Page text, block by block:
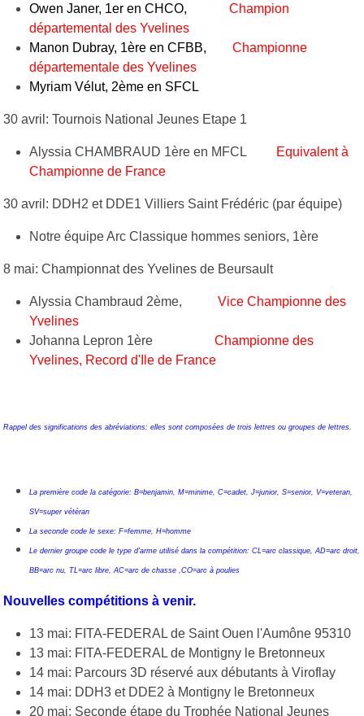
Owen Janer, 1er en CHCO, Champion
départemental des Yvelines
Manon Dubray, 1ère en CFBB, Championne
départementale des Yvelines
Myriam Vélut, 2ème en SFCL
30 avril: Tournois National Jeunes Etape 1
Alyssia CHAMBRAUD 1ère en MFCL
Equivalent à
Championne de France
30 avril: DDH2 et DDE1 Villiers Saint Frédéric (par équipe)
Notre équipe Arc Classique hommes seniors, 1ère
8 mai: Championnat des Yvelines de Beursault
Alyssia Chambraud 2ème,
Vice Championne des
Yvelines
Johanna Lepron 1ère Championne des
Yvelines, Record d'Ile de France
Rappel des significations des abréviations: elles sont composées de trois lettres ou groupes de lettres.
La première code la catégorie: B=benjamin, M=minime, C=cadet, J=junior, S=senior, V=veteran,
SV=super vétéran
La seconde code le sexe: F=femme, H=homme
Le dernier groupe code le type d'arme utilisé dans la compétition: CL=arc classique, AD=arc droit,
BB=arc nu, TL=arc libre, AC=arc de chasse ,CO=arc à poulies
Nouvelles compétitions à venir.
13 mai: FITA-FEDERAL de Saint Ouen l'Aumône 95310
13 mai: FITA-FEDERAL de Montigny le Bretonneux
14 mai: Parcours 3D réservé aux débutants à Viroflay
14 mai: DDH3 et DDE2 à Montigny le Bretonneux
20 mai: Seconde étape du Trophée National Jeunes